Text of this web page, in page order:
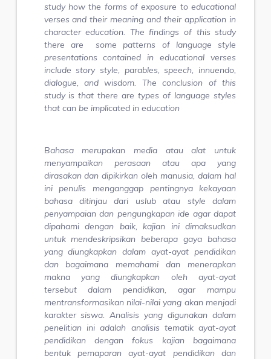
study how the forms of exposure to educational
verses and their meaning and their application in
character education. The findings of this study
there are some patterns of language style
presentations contained in educational verses
include story style, parables, speech, innuendo,
dialogue, and wisdom. The conclusion of this
study is that there are types of language styles
that can be implicated in education
Bahasa merupakan media atau alat untuk
menyampaikan perasaan atau apa yang
dirasakan dan dipikirkan oleh manusia, dalam hal
ini penulis menganggap pentingnya kekayaan
bahasa ditinjau dari uslubatau style dalam
penyampaian dan pengungkapan ide agar dapat
dipahami dengan baik, kajian ini dimaksudkan
untuk mendeskripsikan beberapa gaya bahasa
yang diungkapkan dalam ayat-ayat pendidikan
dan bagaimana memahami dan menerapkan
makna yang diungkapkan oleh ayat-ayat
tersebut dalam pendidikan, agar mampu
mentransformasikan nilai-nilai yang akan menjadi
karakter siswa. Analisis yang digunakan dalam
penelitian ini adalah analisis tematik ayat-ayat
pendidikan dengan fokus kajian bagaimana
bentuk pemaparan ayat-ayat pendidikan dan